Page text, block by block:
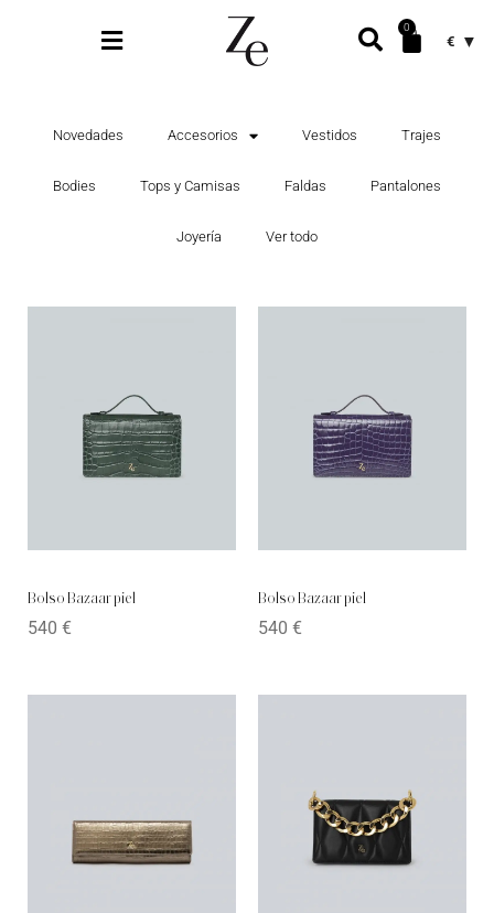
0
€
Novedades Accesorios Vestidos Trajes
Bodies Tops y Camisas Faldas Pantalones
Joyería Ver todo
Bolso Bazaar piel
540 €
Bolso Bazaar piel
540 €